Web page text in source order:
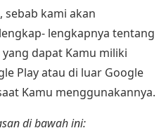
sebab kami akan
lengkapnya tentang
dapat Kamu miliki
Play atau di luar Google
Kamu menggunakannya.
di bawah ini: